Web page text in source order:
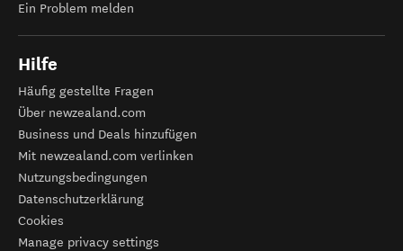
Ein Problem melden
Hilfe
Häufig gestellte Fragen
Über newzealand.com
Business und Deals hinzufügen
Mit newzealand.com verlinken
Nutzungsbedingungen
Datenschutzerklärung
Cookies
Manage privacy settings